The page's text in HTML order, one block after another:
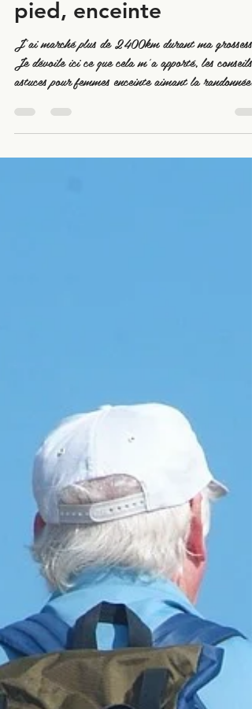
20 août 2025 6 min de lecture
Astuce - La marche à
pied, enceinte
J'ai marché plus de 2400km durant ma
Je dévoile ici ce que cela m'a apporté, les conseils
astuces pour femmes enceinte aimant la randonnée.